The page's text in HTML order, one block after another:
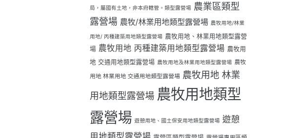
局，屬國有土地，非本府轄管。類型露營場 農業區類型
露營場 農牧/林業用地類型露營場 農牧用地/林業
用地/ 丙種建築用地類型露營場 農牧用地、林業用地類型露營
場 農牧用地 丙種建築用地類型露營場 農牧用
地 交通用地類型露營場 農牧用地及林業用地類型露營場 農牧
用地 林業用地 交通用地類型露營場 農牧用地 林業
用地類型露營場 農牧用地類型
露營場 遊憩用地、國土保安用地類型露營場 遊憩